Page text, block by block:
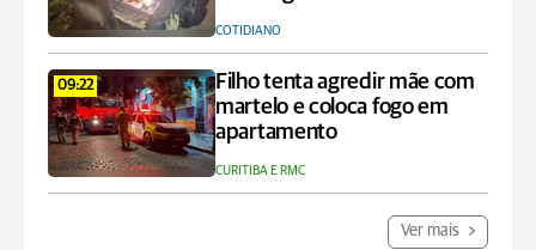
COTIDIANO
09:22
Filho tenta agredir mãe com
martelo e coloca fogo em
apartamento
CURITIBA E RMC
Ver mais